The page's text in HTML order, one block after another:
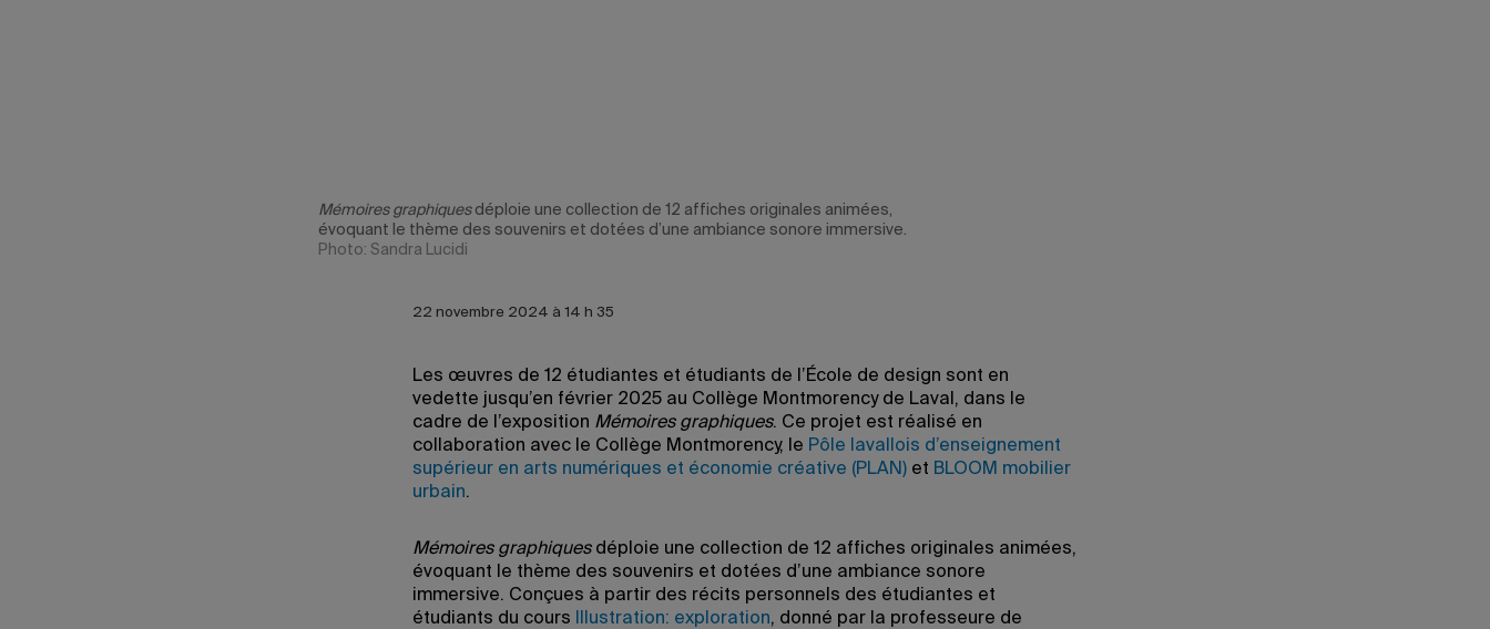
Mémoires graphiquesdéploie une collection de 12 affiches originales animées,
évoquant le thème des souvenirs et dotées d’une ambiance sonore immersive.
Photo: Sandra Lucidi
22 novembre 2024 à 14 h 35
Les œuvres de 12 étudiantes et étudiants de l’École de design sont en
vedette jusqu’en février 2025 au Collège Montmorency de Laval, dans le
cadre de l’exposition Mémoires graphiques. Ce projet est réalisé en
collaboration avec le Collège Montmorency, le Pôle lavallois d’enseignement
supérieur en arts numériques et économie créative (PLAN) et BLOOM mobilier
urbain.
Mémoires graphiquesdéploie une collection de 12 affiches originales animées,
évoquant le thème des souvenirs et dotées d’une ambiance sonore
immersive. Conçues à partir des récits personnels des étudiantes et
étudiants du cours
Illustration: exploration, donné par la professeure de